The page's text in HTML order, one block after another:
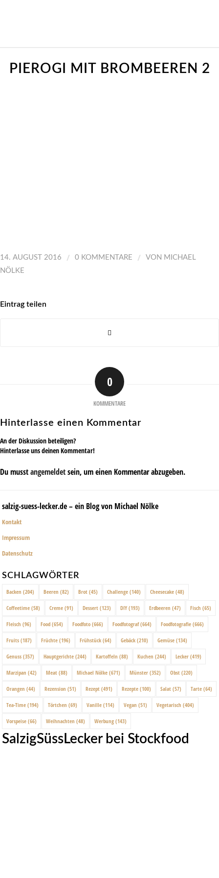
PIEROGI MIT BROMBEEREN 2
14. AUGUST 2016 / 0 KOMMENTARE / VON MICHAEL
NÖLKE
Eintrag teilen
0
KOMMENTARE
Hinterlasse einen Kommentar
An der Diskussion beteiligen?
Hinterlasse uns deinen Kommentar!
Du musstangemeldetsein, um einen Kommentar abzugeben.
salzig-suess-lecker.de – ein Blog von Michael Nölke
Kontakt
Impressum
Datenschutz
SCHLAGWÖRTER
Backen (204) Beeren (82) Brot (45) Challenge (140) Cheesecake (48)
Coffeetime (58) Creme (91) Dessert (123) DIY (193) Erdbeeren (47) Fisch (65)
Fleisch (96) Food (654) Foodfoto (666) Foodfotograf(664) Foodfotografie (666)
Fruits (187) Früchte (196) Frühstück (64) Gebäck (210) Gemüse (134)
Genuss (357) Hauptgerichte (244) Kartoffeln (88) Kuchen (244) Lecker (419)
Marzipan (42) Meat (88) Michael Nölke (671) Münster (352) Obst (220)
Orangen (44) Rezension (51) Rezept (491) Rezepte (100) Salat (57) Tarte (64)
Tea-Time (194) Törtchen (69) Vanille (114) Vegan (51) Vegetarisch (404)
Vorspeise (66) Weihnachten (48) Werbung (143)
SalzigSüssLecker bei Stockfood